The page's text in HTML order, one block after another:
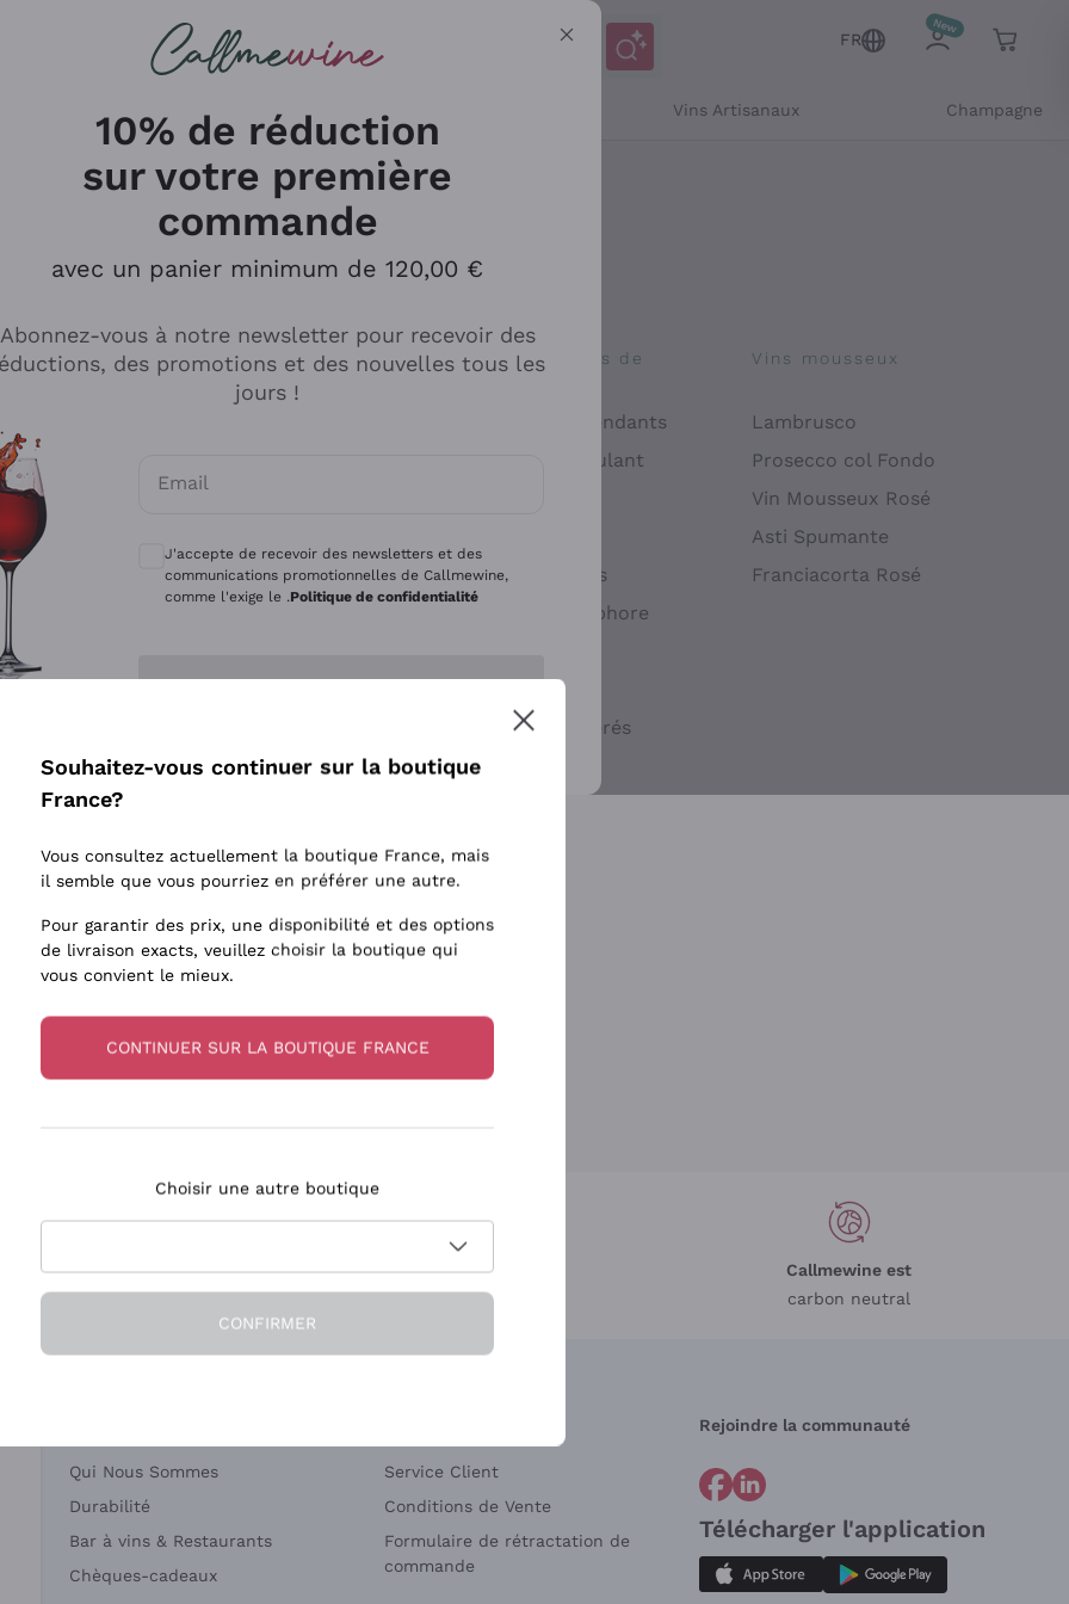
FR
Vins Artisanaux Champagne
Explorer le catalogue
Producteurs
Mascarello Bartolo
Rinaldi Giuseppe
Tenuta San Leonardo
Alessandra Divella
Sedilesu
Ceretto
Les philosophies de
Vignerons Indépendants
Recoltant Manipulant
Levures indigènes
Vins Faits en Amphore
Vins Biologiques
Vins blancs macérés
Vins mousseux
Lambrusco
Prosecco col Fondo
Vin Mousseux Rosé
Asti Spumante
Franciacorta Rosé
en 2-4 jours
en France
Paiement
en 3 fois
Callmewine est
carbon neutral
Qui Nous Sommes
Durabilité
Bar à vins & Restaurants
Chèques-cadeaux
Service Client
Conditions de Vente
Formulaire de rétractation de
commande
Rejoindre la communauté
Télécharger l'application
10% de réduction
sur votre première
commande
avec un panier minimum de 120,00 €
Abonnez-vous à notre newsletter pour recevoir des
des promotions et des nouvelles tous les
jours !
Email
Consentements optionnels pour recevoir des communications et des offres personnalisées
J'accepte de recevoir des newsletters et des
communications promotionnelles de Callmewine,
comme l'exige le .Politique de confidentialité
Enregistre-moi
plus d'informations, veuillez lire notrePolitique de confidentialité
Souhaitez-vous continuer sur la boutique
France?
Vous consultez actuellement la boutique France, mais
il semble que vous pourriez en préférer une autre.
Pour garantir des prix, une disponibilité et des options
de livraison exacts, veuillez choisir la boutique qui
vous convient le mieux.
CONTINUER SUR LA BOUTIQUE FRANCE
Choisir une autre boutique
CONFIRMER